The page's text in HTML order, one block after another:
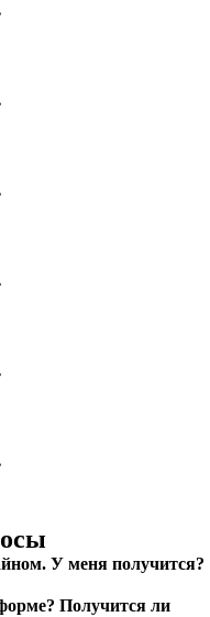
У меня получится?
Получится ли